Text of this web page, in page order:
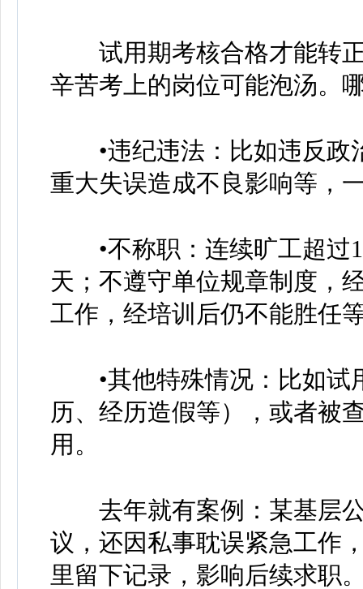
试用期考核合格才能转正
辛苦考上的岗位可能泡汤。
•违纪违法：比如违反政
重大失误造成不良影响等，
•不称职：连续旷工超过
天；不遵守单位规章制度，
工作，经培训后仍不能胜任
•其他特殊情况：比如试
历、经历造假等），或者被
用。
去年就有案例：某基层公
议，还因私事耽误紧急工作
里留下记录，影响后续求职